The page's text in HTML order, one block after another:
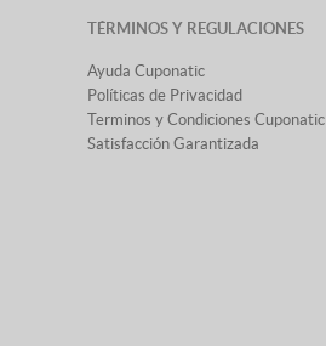
TÉRMINOS Y REGULACIONES
Ayuda Cuponatic
Políticas de Privacidad
Terminos y Condiciones Cuponatic
Satisfacción Garantizada